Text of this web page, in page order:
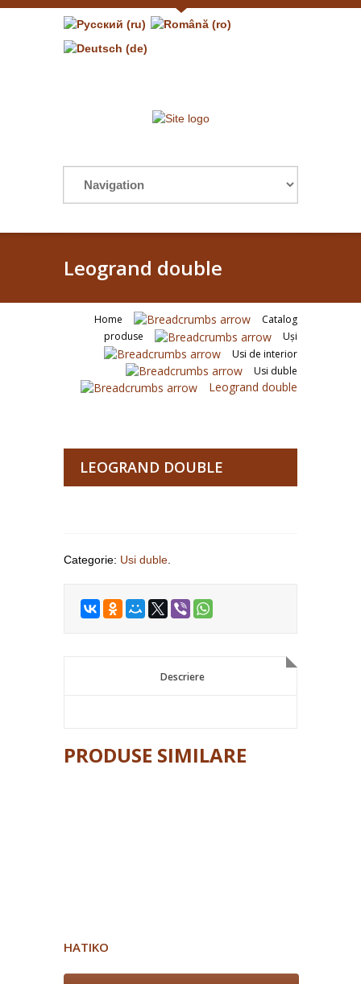
Leogrand double
Home
Catalog
produse
Uşi
Usi de interior
Usi duble
Leogrand double
LEOGRAND DOUBLE
Categorie: Usi duble.
Descriere
Descriere
PRODUSE SIMILARE
HATIKO